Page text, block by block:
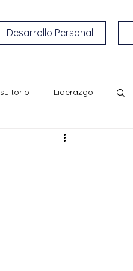
Desarrollo Personal
Liderazgo